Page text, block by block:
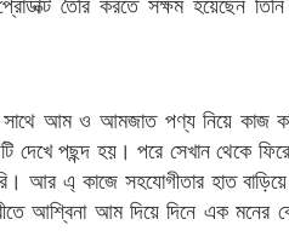
প্রোডাক্ট তৈরি করতে সক্ষম হয়েছেন
সাথে আম ও আমজাত পণ্য নিয়ে কাজ
দেখে পছন্দ হয়। পরে সেখান থেকে
আর এ্ কাজে সহযোগীতার হাত
আশ্বিনা আম দিয়ে দিনে এক মনের